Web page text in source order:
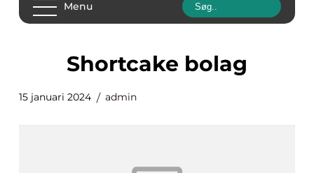
Menu
shortcake bolag
15 januari 2024 admin